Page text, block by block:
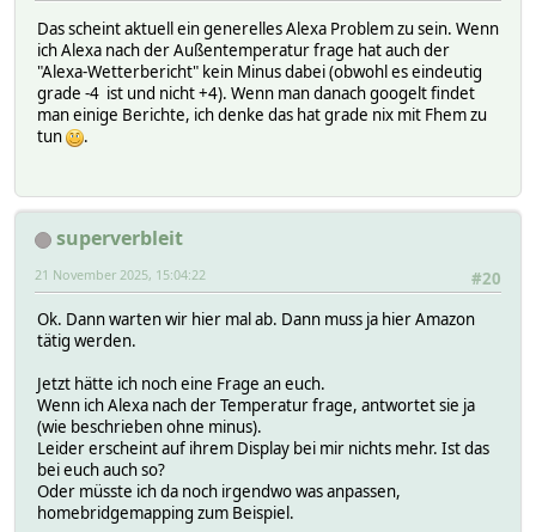
Das scheint aktuell ein generelles Alexa Problem zu sein. Wenn
ich Alexa nach der Außentemperatur frage hat auch der
"Alexa-Wetterbericht" kein Minus dabei (obwohl es eindeutig
grade -4 ist und nicht +4). Wenn man danach googelt findet
man einige Berichte, ich denke das hat grade nix mit Fhem zu
tun
.
superverbleit
#20
21 November 2025, 15:04:22
Ok. Dann warten wir hier mal ab. Dann muss ja hier Amazon
tätig werden.
Jetzt hätte ich noch eine Frage an euch.
Wenn ich Alexa nach der Temperatur frage, antwortet sie ja
(wie beschrieben ohne minus).
Leider erscheint auf ihrem Display bei mir nichts mehr. Ist das
bei euch auch so?
Oder müsste ich da noch irgendwo was anpassen,
homebridgemapping zum Beispiel.